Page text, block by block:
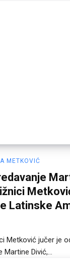
METKOVIĆ
Latinske
Metković jučer je
Divić,...